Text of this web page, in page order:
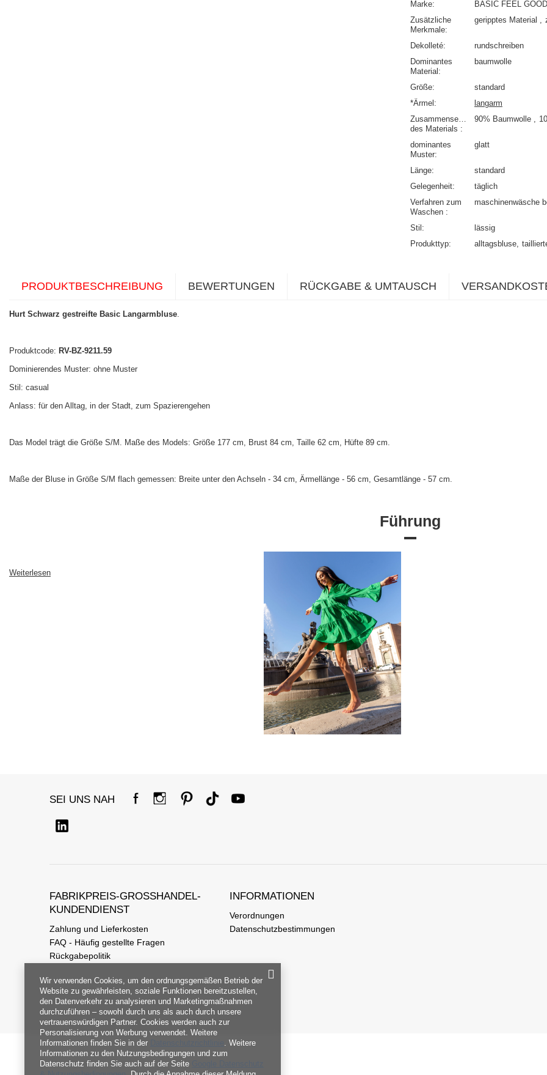
Marke
BASIC FEEL GOOD
Zusätzliche
Merkmale
geripptes Material
Dekolleté
rundschreiben
Dominantes
Material
baumwolle
Größe
standard
*Ärmel
langarm
Zusammensetzung
des Materials
90% Baumwolle
dominantes
Muster
glatt
Länge
standard
Gelegenheit
täglich
Verfahren zum
Waschen
maschinenwäsche
Stil
lässig
Produkttyp
alltagsbluse
PRODUKTBESCHREIBUNG BEWERTUNGEN RÜCKGABE & UMTAUSCH
Hurt Schwarz gestreifte Basic Langarmbluse
Produktcode: RV-BZ-9211.59
Dominierendes Muster: ohne Muster
Stil: casual
Anlass: für den Alltag, in der Stadt, zum Spazierengehen
Das Model trägt die Größe S/M. Maße des Models: Größe 177 cm, Brust 84 cm, Taille 62 cm, Hüfte 89 cm.
Maße der Bluse in Größe S/M flach gemessen: Breite unter den Achseln - 34 cm, Ärmellänge - 56 cm, Gesamtlänge - 57 cm.
Führung
Weiterlesen
SEI UNS NAH
FABRIKPREIS-GROSSHANDEL-K
UNDENDIENST
Zahlung und Lieferkosten
FAQ - Häufig gestellte Fragen
Rückgabepolitik
INFORMATIONEN
Verordnungen
Datenschutzbestimmungen
Wir verwenden Cookies, um den ordnungsgemäßen Betrieb der
Website zu gewährleisten, soziale Funktionen bereitzustellen,
den Datenverkehr zu analysieren und Marketingmaßnahmen
durchzuführen – sowohl durch uns als auch durch unsere
vertrauenswürdigen Partner. Cookies werden auch zur
Personalisierung von Werbung verwendet. Weitere
Informationen finden Sie in der
. Weitere
Informationen zu den Nutzungsbedingungen und zum
Datenschutz finden Sie auch auf der Seite